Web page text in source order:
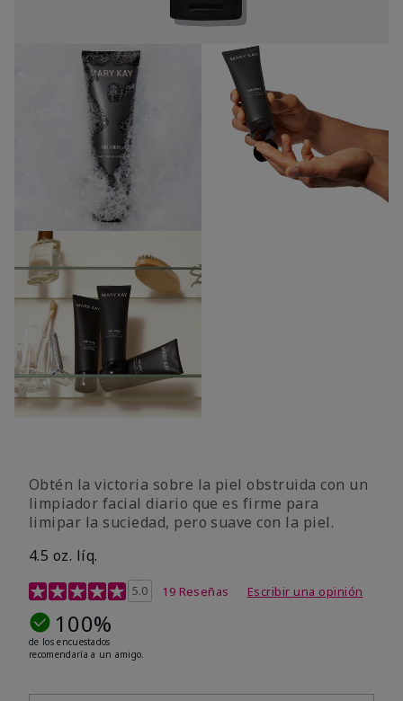
Obtén la victoria sobre la piel obstruida con un
limpiador facial diario que es firme para
limipar la suciedad, pero suave con la piel.
4.5 oz. líq.
Calificación de clientes de 5 de 5
5.0 19 Reseñas Escribir una opinión
100%
de los encuestados
recomendaría a un amigo.